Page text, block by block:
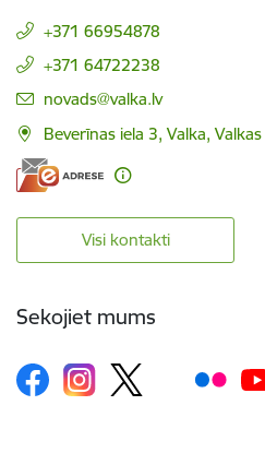
+371 66954878
+371 64722238
E-pasts:
novads@valka.lv
Beverīnas iela 3, Valka,
Visi kontakti
Sekojiet mums